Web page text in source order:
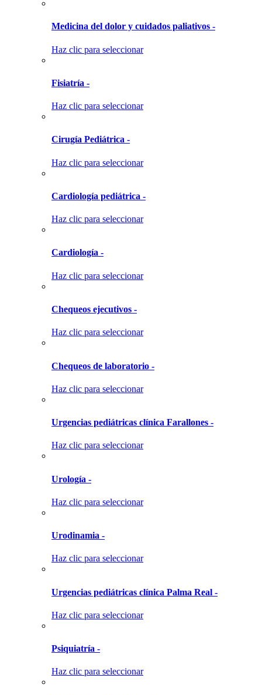
Medicina del dolor y cuidados paliativos -
Haz clic para seleccionar
Fisiatría -
Haz clic para seleccionar
Cirugía Pediátrica -
Haz clic para seleccionar
Cardiología pediátrica -
Haz clic para seleccionar
Cardiología -
Haz clic para seleccionar
Chequeos ejecutivos -
Haz clic para seleccionar
Chequeos de laboratorio -
Haz clic para seleccionar
Urgencias pediátricas clínica Farallones -
Haz clic para seleccionar
Urología -
Haz clic para seleccionar
Urodinamia -
Haz clic para seleccionar
Urgencias pediátricas clínica Palma Real -
Haz clic para seleccionar
Psiquiatría -
Haz clic para seleccionar